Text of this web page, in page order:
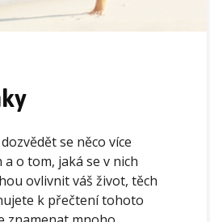
se něco více
o tom, jaká se v nich
ovlivnit váš život, těch
k přečtení tohoto